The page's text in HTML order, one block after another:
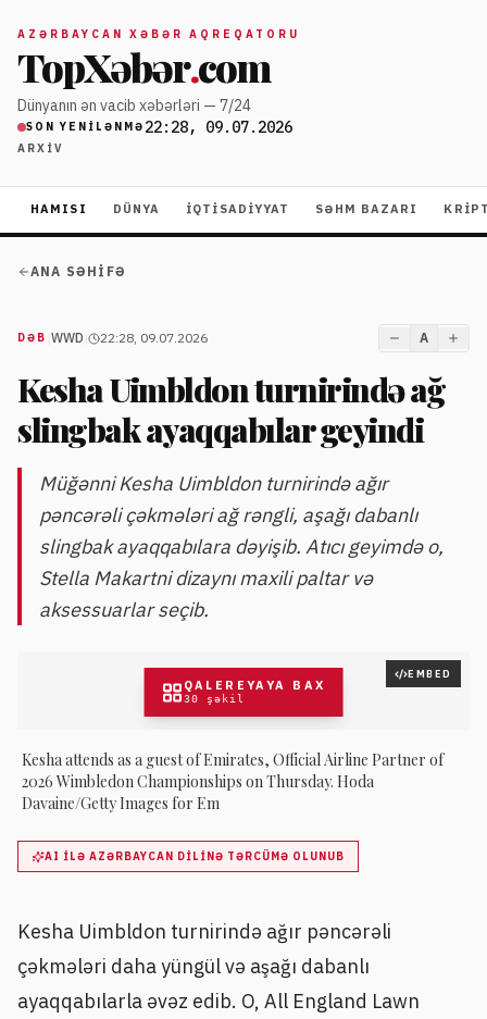
AZƏRBAYCAN XƏBƏR AQREQATORU
TopXəbər.com
Dünyanın ən vacib xəbərləri — 7/24
SON YENILƏNMƏ 22:28, 09.07.2026
ARXIV
HAMISI DÜNYA İQTISADIYYAT SƏHM BAZARI
ANA SƏHIFƏ
DƏB WWD 22:28, 09.07.2026 A
Kesha Uimbldon turnirində ağ
slingbak ayaqqabılar geyindi
Müğənni Kesha Uimbldon turnirində ağır
pəncərəli çəkmələri ağ rəngli, aşağı dabanlı
slingbak ayaqqabılara dəyişib. Atıcı geyimdə o,
Stella Makartni dizaynı maxili paltar və
aksessuarlar seçib.
QALEREYAYA BAX
30 şəkil
EMBED
Kesha attends as a guest of Emirates, Official Airline Partner of
2026 Wimbledon Championships on Thursday. Hoda
Davaine/Getty Images for Em
AI ILƏ AZƏRBAYCAN DILINƏ TƏRCÜMƏ OLUNUB
Kesha Uimbldon turnirində ağır pəncərəli
çəkmələri daha yüngül və aşağı dabanlı
ayaqqabılarla əvəz edib. O, All England Lawn